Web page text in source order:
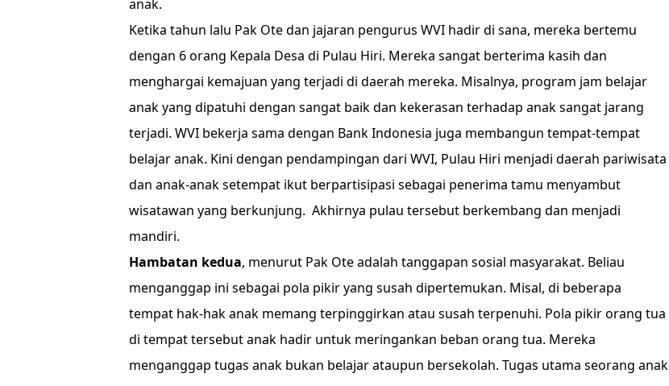
anak.
Ketika tahun lalu Pak Ote dan jajaran pengurus WVI hadir di sana, mereka bertemu
dengan 6 orang Kepala Desa di Pulau Hiri. Mereka sangat berterima kasih dan
menghargai kemajuan yang terjadi di daerah mereka. Misalnya, program jam belajar
anak yang dipatuhi dengan sangat baik dan kekerasan terhadap anak sangat jarang
terjadi. WVI bekerja sama dengan Bank Indonesia juga membangun tempat-tempat
belajar anak. Kini dengan pendampingan dari WVI, Pulau Hiri menjadi daerah pariwisata
dan anak-anak setempat ikut berpartisipasi sebagai penerima tamu menyambut
wisatawan yang berkunjung. Akhirnya pulau tersebut berkembang dan menjadi
mandiri.
Hambatan kedua, menurut Pak Ote adalah tanggapan sosial masyarakat. Beliau
menganggap ini sebagai pola pikir yang susah dipertemukan. Misal, di beberapa
tempat hak-hak anak memang terpinggirkan atau susah terpenuhi. Pola pikir orang tua
di tempat tersebut anak hadir untuk meringankan beban orang tua. Mereka
menganggap tugas anak bukan belajar ataupun bersekolah. Tugas utama seorang anak